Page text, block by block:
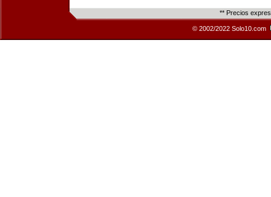
** Precios
© 2002/2022 Solo10.com